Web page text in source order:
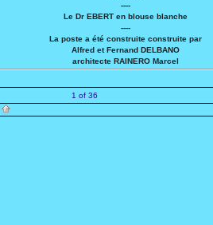
----
Le Dr EBERT en blouse blanche
----
La poste a été construite construite par
Alfred et Fernand DELBANO
architecte RAINERO Marcel
1 of 36